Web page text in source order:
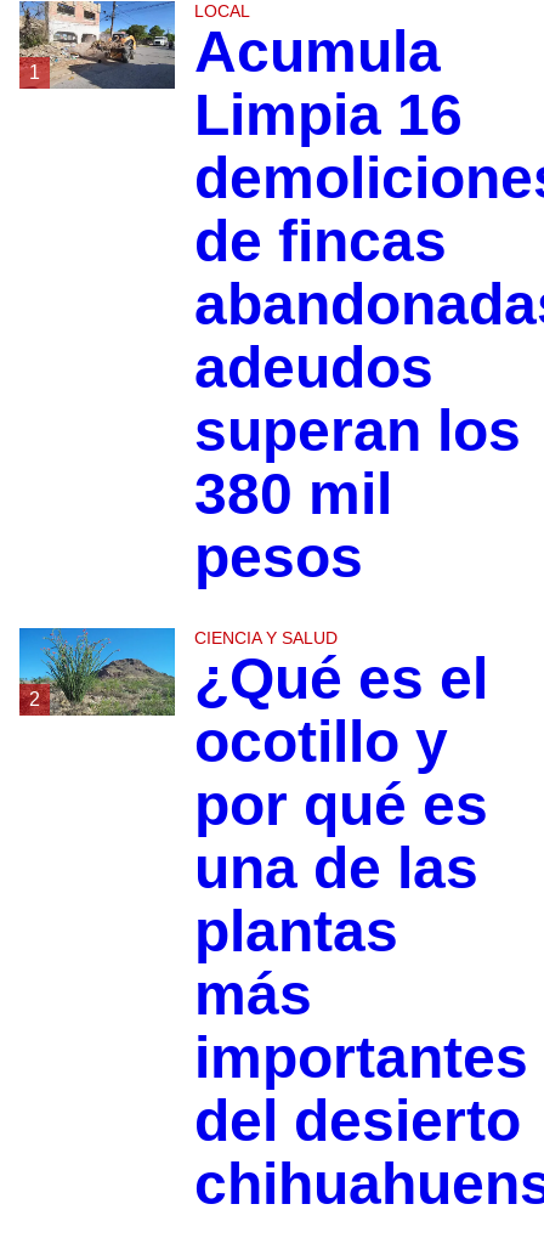
1
LOCAL
Acumula
Limpia 16
de fincas
adeudos
superan los
380 mil
pesos
2
CIENCIA Y SALUD
¿Qué es el
ocotillo y
por qué es
una de las
plantas
más
importantes
del desierto